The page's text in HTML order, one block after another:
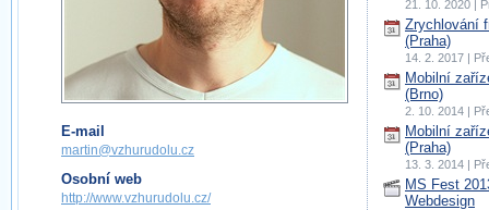
E-mail
martin@vzhurudolu.cz
Osobní web
http://www.vzhurudolu.cz/
21. 10. 2020 |
Zrychlování
(Praha)
14. 2. 2017 |
Mobilní
(Brno)
2. 10. 2014 |
Mobilní
(Praha)
13. 3. 2014 |
MS Fest
Webdesign